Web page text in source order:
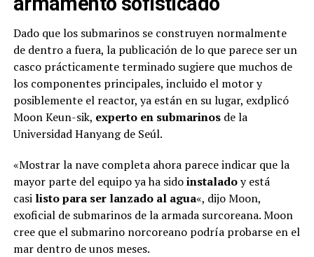
Dado que los submarinos se construyen normalmente
de dentro a fuera, la publicación de lo que parece ser un
casco prácticamente terminado sugiere que muchos de
los componentes principales, incluido el motor y
posiblemente el reactor, ya están en su lugar, exdplicó
Moon Keun-sik, experto en submarinosde la
Universidad Hanyang de Seúl.
«Mostrar la nave completa ahora parece indicar que la
mayor parte del equipo ya ha sidoinstaladoy está
casi listo para ser lanzado al agua«, dijo Moon,
exoficial de submarinos de la armada surcoreana. Moon
cree que el submarino norcoreano podría probarse en el
mar dentro de unos meses.